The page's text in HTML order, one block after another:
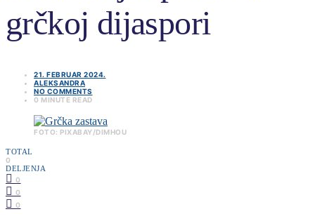
grčkoj dijaspori
21. FEBRUAR 2024.
ALEKSANDRA
NO COMMENTS
0 MINUTE READ
FOTO: PIXABAY/DIMHOU
TOTAL
0
DELJENJA
0
0
0